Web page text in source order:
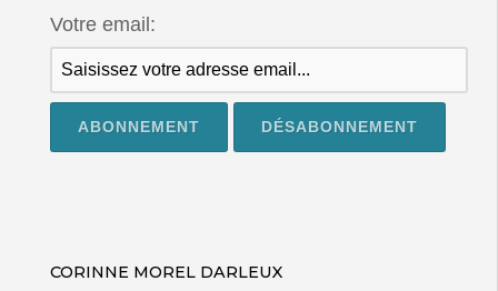
Votre email:
CORINNE MOREL DARLEUX